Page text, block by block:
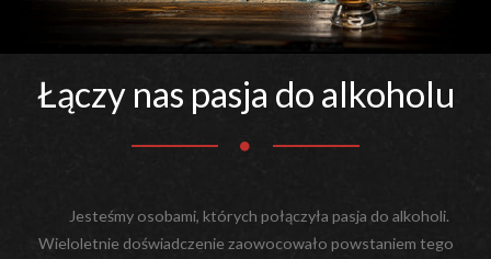
Łączy nas pasja do alkoholu
Jesteśmy osobami, których połączyła pasja do alkoholi.
Wieloletnie doświadczenie zaowocowało powstaniem tego